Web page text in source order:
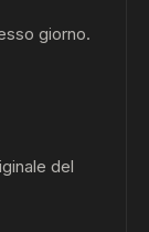
giorno.
del